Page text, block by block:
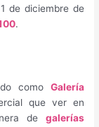
de diciembre de
.
como Galería
que ver en
de galerías